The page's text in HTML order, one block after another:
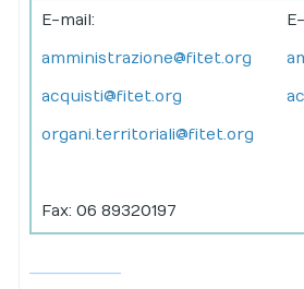
Safeguarding
Extranet
Calendario
Portale
E-mail:
amministrazione@fitet.org
acquisti@fitet.org
organi.territoriali@fitet.org
Fax: 06 89320197